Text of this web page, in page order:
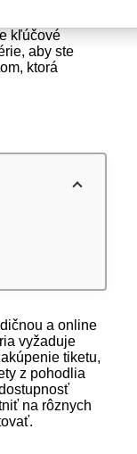
kľúčové
aby ste
ktorá
a online
vyžaduje
tiketu,
z pohodlia
na rôznych